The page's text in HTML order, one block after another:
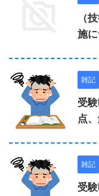
（
施
雑記
受
点
雑記
受